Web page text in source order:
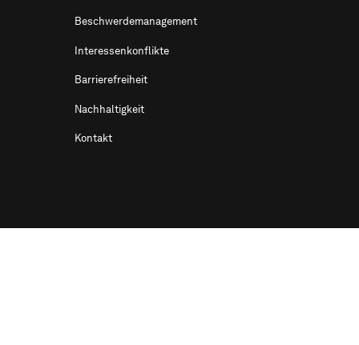
Beschwerdemanagement
Interessenkonflikte
Barrierefreiheit
Nachhaltigkeit
Kontakt